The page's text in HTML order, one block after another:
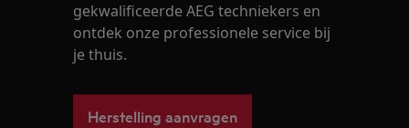
gekwalificeerde AEG techniekers en
ontdek onze professionele service bij
je thuis.
Herstelling aanvragen